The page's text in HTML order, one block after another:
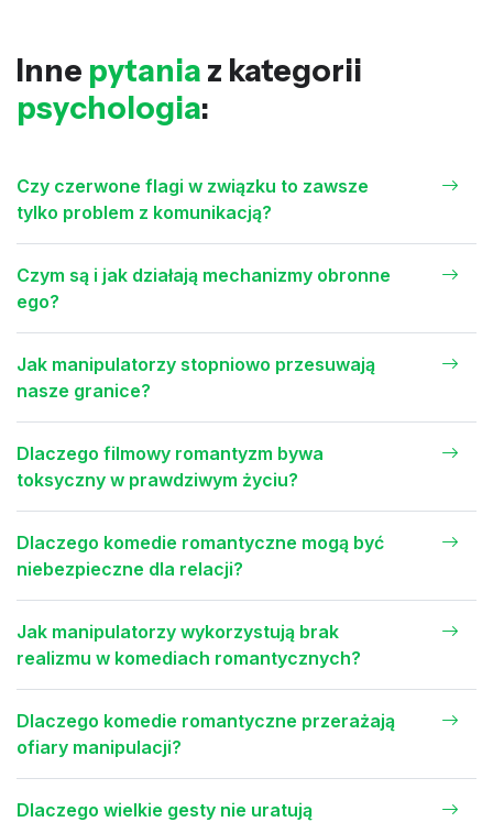
Inne pytania z kategorii
psychologia:
Czy czerwone flagi w związku to zawsze
tylko problem z komunikacją?
Czym są i jak działają mechanizmy obronne
ego?
Jak manipulatorzy stopniowo przesuwają
nasze granice?
Dlaczego filmowy romantyzm bywa
toksyczny w prawdziwym życiu?
Dlaczego komedie romantyczne mogą być
niebezpieczne dla relacji?
Jak manipulatorzy wykorzystują brak
realizmu w komediach romantycznych?
Dlaczego komedie romantyczne przerażają
ofiary manipulacji?
Dlaczego wielkie gesty nie uratują